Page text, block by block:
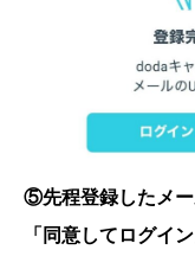
⑤先程登録したメー
「同意してログイ